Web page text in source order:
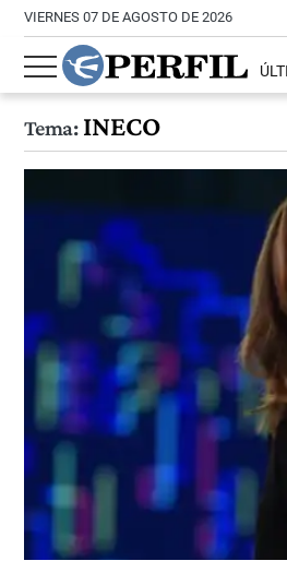
VIERNES 07 DE AGOSTO DE 2026
Tema:INECO